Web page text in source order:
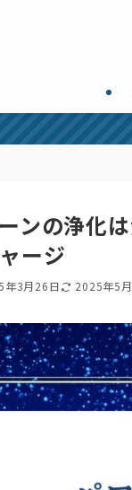
ンの浄化
ージ
年3月26日 2025年5